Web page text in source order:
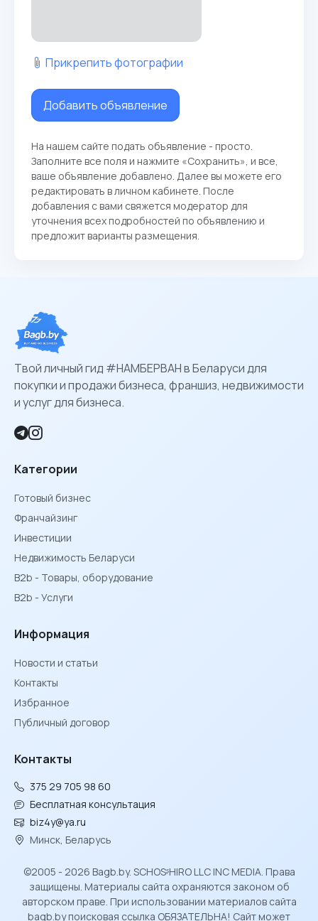
Прикрепить фотографии
Добавить объявление
На нашем сайте подать объявление - просто.
Заполните все поля и нажмите «Сохранить», и все,
ваше объявление добавлено. Далее вы можете его
редактировать в личном кабинете. После
добавления с вами свяжется модератор для
уточнения всех подробностей по объявлению и
предложит варианты размещения.
Твой личный гид #НАМБЕРВАН в Беларуси для
покупки и продажи бизнеса, франшиз, недвижимости
и услуг для бизнеса.
Категории
Готовый бизнес
Франчайзинг
Инвестиции
Недвижимость Беларуси
B2b - Товары, оборудование
B2b - Услуги
Информация
Новости и статьи
Контакты
Избранное
Публичный договор
Контакты
375 29 705 98 60
Бесплатная консультация
biz4y@ya.ru
Минск, Беларусь
©2005 - 2026 Bagb.by. SCHOSᶳHIRO LLC INC MEDIA. Права
защищены. Материалы сайта охраняются законом об
авторском праве. При использовании материалов сайта
bagb.by поисковая ссылка ОБЯЗАТЕЛЬНА! Сайт может